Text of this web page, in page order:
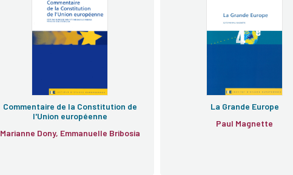
Commentaire de la Constitution de
l'Union européenne
Marianne Dony, Emmanuelle Bribosia
La Grande Europe
Paul Magnette